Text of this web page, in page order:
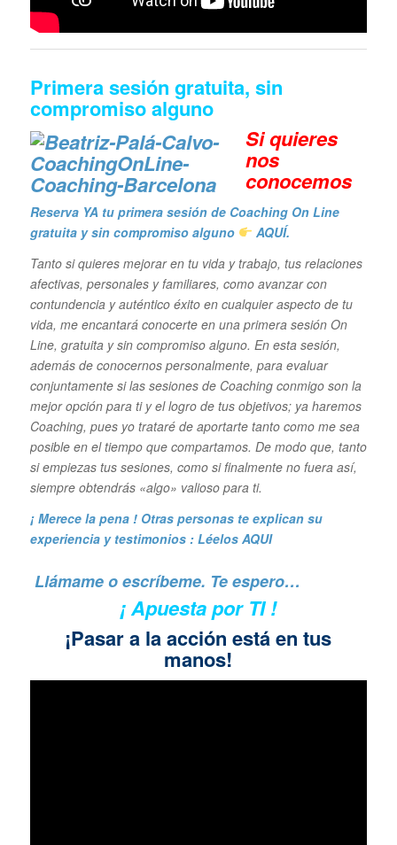
Primera sesión gratuita, sin
compromiso alguno
Si quieres
nos
conocemos
Reserva YA tu primera sesión de Coaching On Line
gratuita y sin compromiso alguno
AQUÍ.
Tanto si quieres mejorar en tu vida y trabajo, tus relaciones
afectivas, personales y familiares, como avanzar con
contundencia y auténtico éxito en cualquier aspecto de tu
vida, me encantará conocerte en una primera sesión On
Line, gratuita y sin compromiso alguno. En esta sesión,
además de conocernos personalmente, para evaluar
conjuntamente si las sesiones de Coaching conmigo son la
mejor opción para ti y el logro de tus objetivos; ya haremos
Coaching, pues yo trataré de aportarte tanto como me sea
posible en el tiempo que compartamos. De modo que, tanto
si empiezas tus sesiones, como si finalmente no fuera así,
siempre obtendrás «algo» valioso para ti.
¡ Merece la pena ! Otras personas te explican su
experiencia y testimonios : Léelos AQUI
Llámame o escríbeme. Te espero…
¡ Apuesta por TI !
¡Pasar a la acción está en tus
manos!